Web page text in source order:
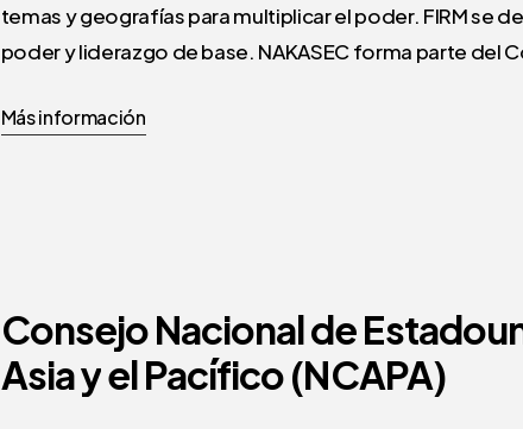
temas y geografías para multiplicar el poder. FIRM se
poder y liderazgo de base. NAKASEC forma parte del
Más información
ConsejoNacionalde
AsiayelPacífico(NCAPA)